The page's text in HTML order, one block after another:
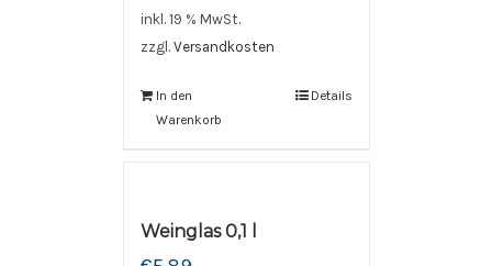
inkl. 19 % MwSt.
zzgl. Versandkosten
In den
Warenkorb
Details
Weinglas 0,1 l